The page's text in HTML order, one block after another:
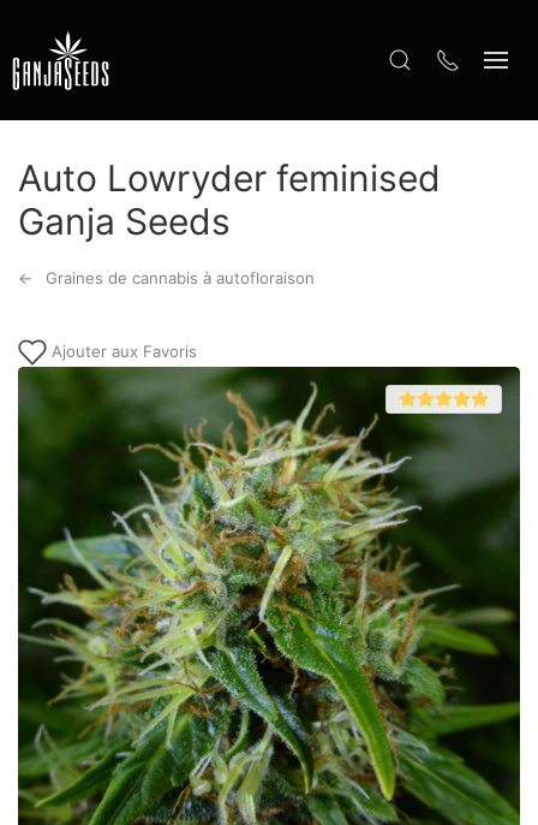
Auto Lowryder feminised
Ganja Seeds
Graines de cannabis à autofloraison
Ajouter aux Favoris